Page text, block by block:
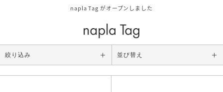
napla Tag がオープンしました
絞り込み 並び替え